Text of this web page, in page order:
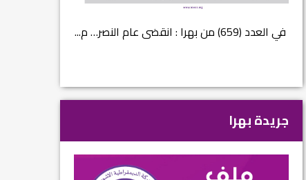
في العدد (659) من بهرا : انقضى عام النصر… م...
جريدة بهرا